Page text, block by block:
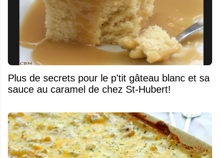
Plus de secrets pour le p'tit gâteau blanc et sa
sauce au caramel de chez St-Hubert!